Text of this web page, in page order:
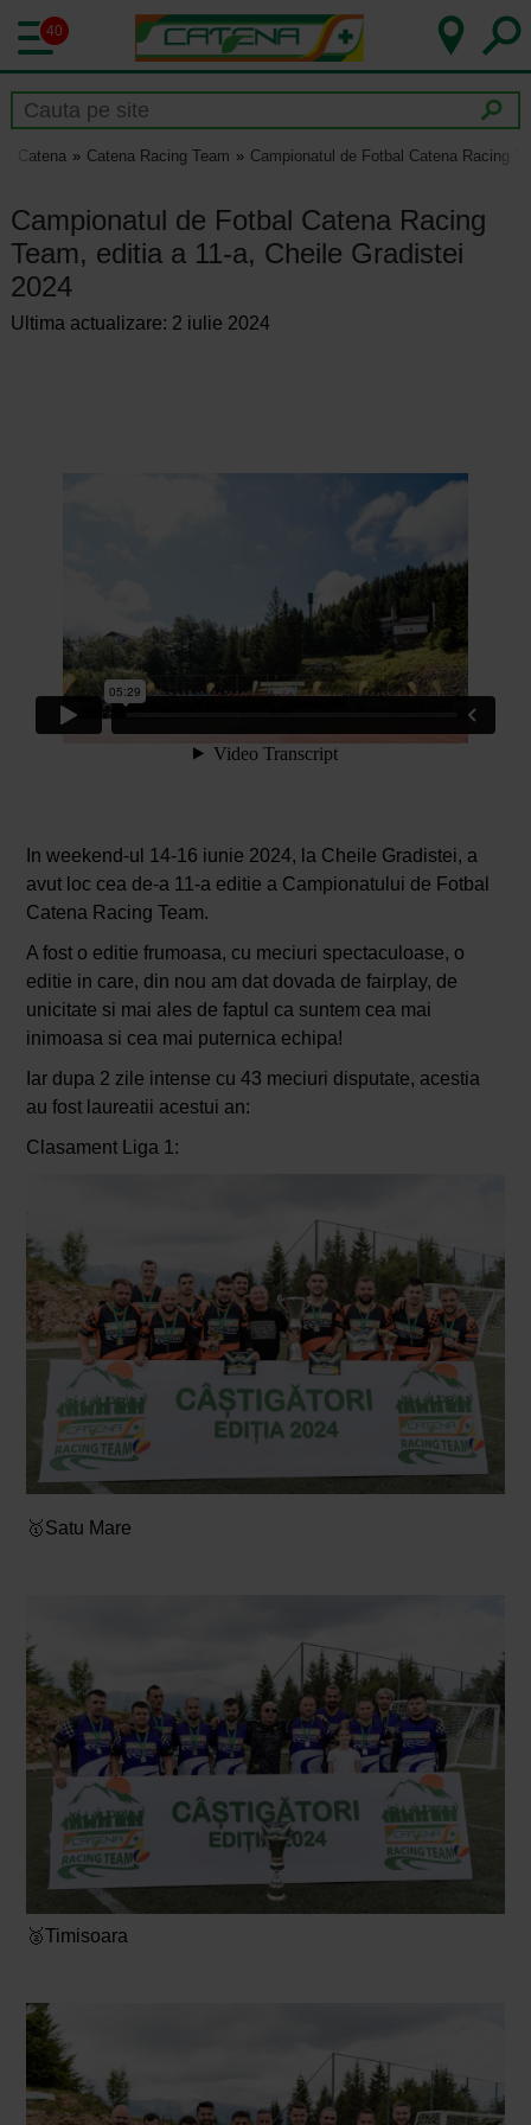
40
Catena Catena Racing Team Campionatul de Fotbal Catena Racing
Campionatul de Fotbal Catena Racing
Team, editia a 11-a, Cheile Gradistei
2024
Ultima actualizare: 2 iulie 2024
In weekend-ul 14-16 iunie 2024, la Cheile Gradistei, a
avut loc cea de-a 11-a editie a Campionatului de Fotbal
Catena Racing Team.
A fost o editie frumoasa, cu meciuri spectaculoase, o
editie in care, din nou am dat dovada de fairplay, de
unicitate si mai ales de faptul ca suntem cea mai
inimoasa si cea mai puternica echipa!
Iar dupa 2 zile intense cu 43 meciuri disputate, acestia
au fost laureatii acestui an:
Clasament Liga 1:
🥇Satu Mare
🥈Timisoara